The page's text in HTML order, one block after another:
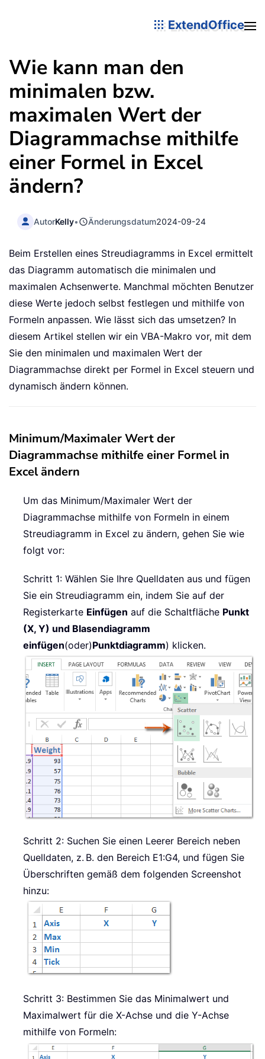
ExtendOffice
Wie kann man den
minimalen bzw.
maximalen Wert der
Diagrammachse mithilfe
einer Formel in Excel
ändern?
AutorKelly• Änderungsdatum2024-09-24
Beim Erstellen eines Streudiagramms in Excel ermittelt
das Diagramm automatisch die minimalen und
maximalen Achsenwerte. Manchmal möchten Benutzer
diese Werte jedoch selbst festlegen und mithilfe von
Formeln anpassen. Wie lässt sich das umsetzen? In
diesem Artikel stellen wir ein VBA-Makro vor, mit dem
Sie den minimalen und maximalen Wert der
Diagrammachse direkt per Formel in Excel steuern und
dynamisch ändern können.
Minimum/Maximaler Wert der
Diagrammachse mithilfe einer Formel in
Excel ändern
Um das Minimum/Maximaler Wert der
Diagrammachse mithilfe von Formeln in einem
Streudiagramm in Excel zu ändern, gehen Sie wie
folgt vor:
Schritt 1: Wählen Sie Ihre Quelldaten aus und fügen
Sie ein Streudiagramm ein, indem Sie auf der
Registerkarte Einfügen auf die Schaltfläche Punkt
(X, Y) und Blasendiagramm
einfügen(oder)Punktdiagramm) klicken.
Schritt 2: Suchen Sie einen Leerer Bereich neben
Quelldaten, z. B. den Bereich E1:G4, und fügen Sie
Überschriften gemäß dem folgenden Screenshot
hinzu:
Schritt 3: Bestimmen Sie das Minimalwert und
Maximalwert für die X-Achse und die Y-Achse
mithilfe von Formeln: